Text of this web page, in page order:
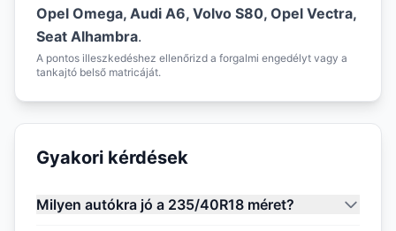
Opel Omega, Audi A6, Volvo S80, Opel Vectra,
Seat Alhambra.
A pontos illeszkedéshez ellenőrizd a forgalmi engedélyt vagy a
tankajtó belső matricáját.
Gyakori kérdések
Milyen autókra jó a 235/40R18 méret?